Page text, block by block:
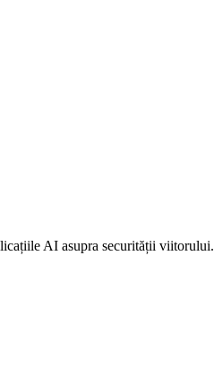
AI asupra securității viitorului.